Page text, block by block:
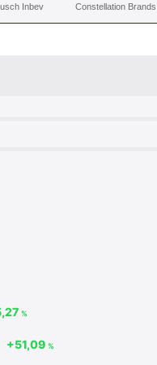
Inbev Constellation Brands
%
+51,09%